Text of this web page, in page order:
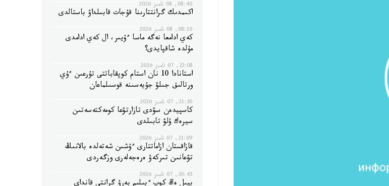
08:40, 08 تامىز 2026
اكىمدىك گرانتتارىنا قۇجات قابىلداۋ باستالدى
08:10, 08 تامىز 2026
كەي ادامعا نەگە ماسا ءۇيىر، ال كەي ادامدى
مۇلدە شاقپايدى؟
22:08, 07 تامىز 2026
استانادا 10 نان استام كوپقاباتتى تۇرعىن ءۇي
ورتالىق جىلۋ جۇيەسىنە قوسىلماعان
21:30, 07 تامىز 2026
كاسپيدەن سۋدى تازارتۋعا كومەكتەسەتىن
سيرەك ۇلۋ تابىلدى
21:09, 07 تامىز 2026
قازاقستان ازاماتتارى ءۇشىن شەتەلدە بالانىڭ
تۋعانىن تىركەۋ ەرەجەلەرى وزگەردى
20:45, 07 تامىز 2026